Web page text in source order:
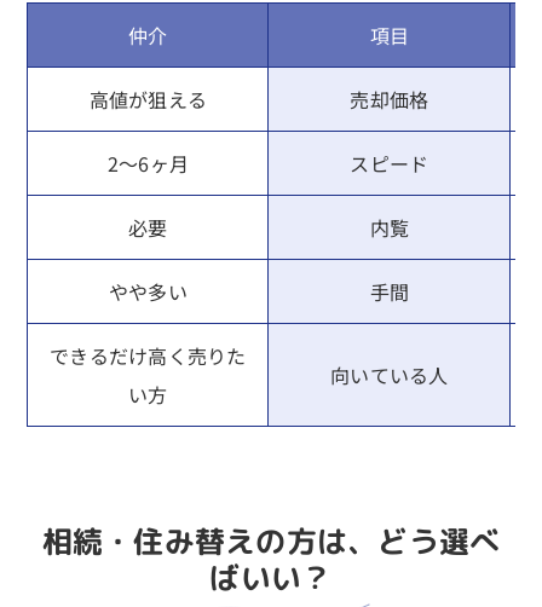
仲介 項目
高値が狙える 売却価格
2〜6ヶ月 スピード
必要 内覧
やや多い 手間
できるだけ高く売りた
い方
向いている人
相続・住み替えの方は、どう選べ
ばいい？